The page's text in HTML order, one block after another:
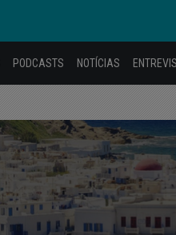
PODCASTS NOTÍCIAS